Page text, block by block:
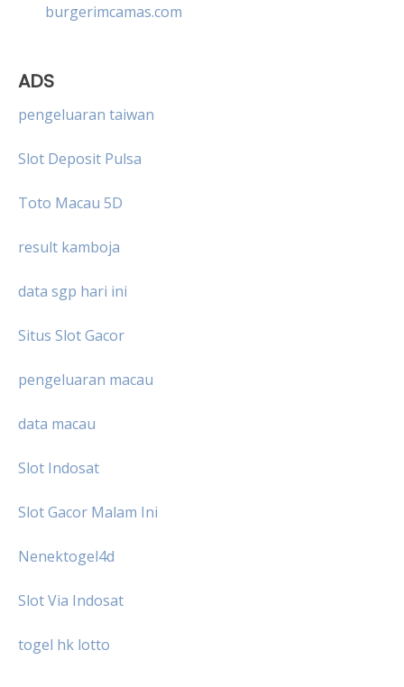
burgerimcamas.com
ADS
pengeluaran taiwan
Slot Deposit Pulsa
Toto Macau 5D
result kamboja
data sgp hari ini
Situs Slot Gacor
pengeluaran macau
data macau
Slot Indosat
Slot Gacor Malam Ini
Nenektogel4d
Slot Via Indosat
togel hk lotto